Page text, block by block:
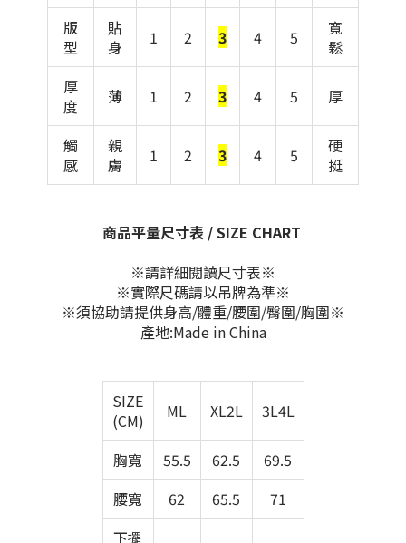
版
型
貼
身
1 2 3 4 5
寬
鬆
厚
度
薄 1 2 3 4 5 厚
觸
感
親
膚
1 2 3 4 5
硬
挺
商品平量尺寸表 / SIZE CHART
※請詳細閱讀尺寸表※
※實際尺碼請以吊牌為準※
※須協助請提供身高/體重/腰圍/臀圍/胸圍※
產地:Made in China
SIZE
(CM)
ML XL2L 3L4L
胸寬 55.5 62.5
69.5
腰寬
62 65.5
71
下擺